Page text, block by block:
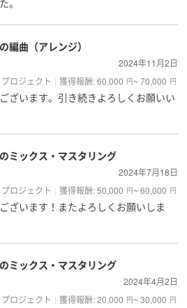
。
編曲（アレンジ）
2024年11月2日
プロジェクト 獲得報酬: 60,000 円~ 70,000 円
ざいます。引き続きよろしくお願いい
ミックス・マスタリング
2024年7月18日
プロジェクト 獲得報酬: 50,000 円~ 60,000 円
ざいます！またよろしくお願いしま
ミックス・マスタリング
2024年4月2日
プロジェクト 獲得報酬: 20,000 円~ 30,000 円